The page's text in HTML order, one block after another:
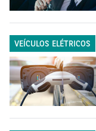
Frota obtém
• Assistência 24h
• Controle de
•
(Autosage)
• Gestão de pneus
VEÍCULOS ELÉTRICOS